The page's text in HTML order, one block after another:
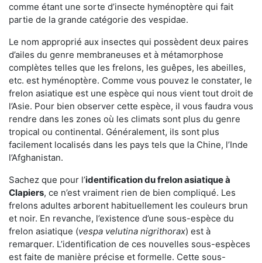
comme étant une sorte d’insecte hyménoptère qui fait
partie de la grande catégorie des vespidae.
Le nom approprié aux insectes qui possèdent deux paires
d’ailes du genre membraneuses et à métamorphose
complètes telles que les frelons, les guêpes, les abeilles,
etc. est hyménoptère. Comme vous pouvez le constater, le
frelon asiatique est une espèce qui nous vient tout droit de
l’Asie. Pour bien observer cette espèce, il vous faudra vous
rendre dans les zones où les climats sont plus du genre
tropical ou continental. Généralement, ils sont plus
facilement localisés dans les pays tels que la Chine, l’Inde
l’Afghanistan.
Sachez que pour l’identification du frelon asiatiqueà
Clapiers, ce n’est vraiment rien de bien compliqué. Les
frelons adultes arborent habituellement les couleurs brun
et noir. En revanche, l’existence d’une sous-espèce du
frelon asiatique (vespa velutina nigrithorax) est à
remarquer. L’identification de ces nouvelles sous-espèces
est faite de manière précise et formelle. Cette sous-